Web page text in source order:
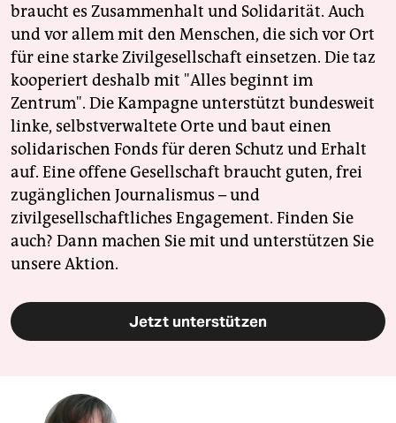
braucht es Zusammenhalt und Solidarität. Auch
und vor allem mit den Menschen, die sich vor Ort
für eine starke Zivilgesellschaft einsetzen. Die taz
kooperiert deshalb mit "Alles beginnt im
Zentrum". Die Kampagne unterstützt bundesweit
linke, selbstverwaltete Orte und baut einen
solidarischen Fonds für deren Schutz und Erhalt
auf. Eine offene Gesellschaft braucht guten, frei
zugänglichen Journalismus – und
zivilgesellschaftliches Engagement. Finden Sie
auch? Dann machen Sie mit und unterstützen Sie
unsere Aktion.
Jetzt unterstützen